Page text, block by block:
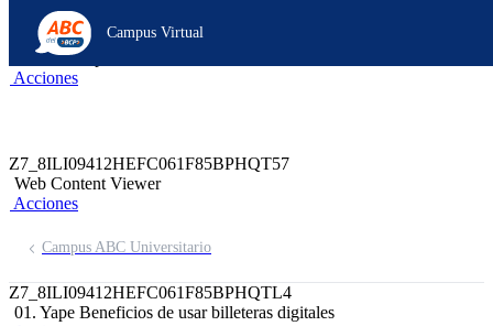
Z6_8ILI09412HEFC061F85BPHQTP3
Z7_8ILI09412HEFC061F85BPHQT55
header-campus-virtual-abc
Acciones
Campus Virtual
Z7_8ILI09412HEFC061F85BPHQT57
Web Content Viewer
Acciones
Campus ABC Universitario
Z7_8ILI09412HEFC061F85BPHQTL4
01. Yape Beneficios de usar billeteras digitales